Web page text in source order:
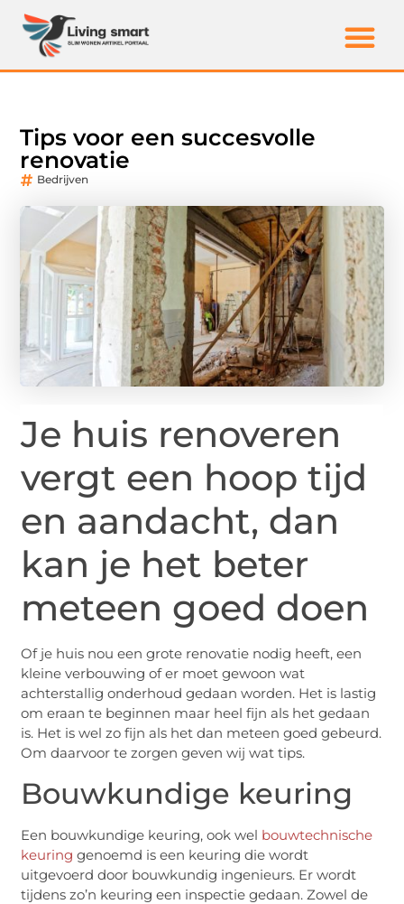
Tips voor een succesvolle
renovatie
Bedrijven
Je huis renoveren
vergt een hoop tijd
en aandacht, dan
kan je het beter
meteen goed doen
Of je huis nou een grote renovatie nodig heeft, een
kleine verbouwing of er moet gewoon wat
achterstallig onderhoud gedaan worden. Het is lastig
om eraan te beginnen maar heel fijn als het gedaan
is. Het is wel zo fijn als het dan meteen goed gebeurd.
Om daarvoor te zorgen geven wij wat tips.
Bouwkundige keuring
Een bouwkundige keuring, ook wel bouwtechnische
keuringgenoemd is een keuring die wordt
uitgevoerd door bouwkundig ingenieurs. Er wordt
tijdens zo’n keuring een inspectie gedaan. Zowel de